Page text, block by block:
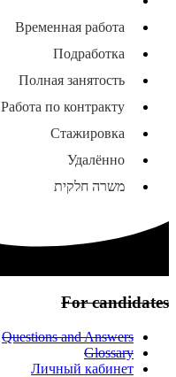
Временная работа
Подработка
Полная занятость
Работа по контракту
Стажировка
Удалённо
משרה חלקית
For candidates
Questions and Answers
Glossary
Личный кабинет